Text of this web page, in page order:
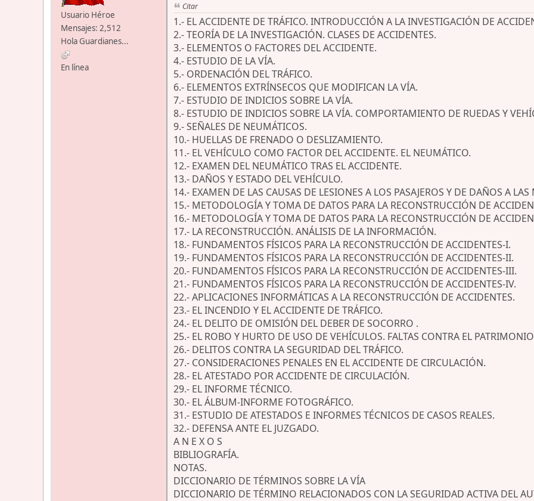
Usuario Héroe
Mensajes: 2,512
Hola Guardianes...
En línea
Citar
1.- EL ACCIDENTE DE TRÁFICO. INTRODUCCIÓN A LA INVESTIGACIÓN DE
2.- TEORÍA DE LA INVESTIGACIÓN. CLASES DE ACCIDENTES.
3.- ELEMENTOS O FACTORES DEL ACCIDENTE.
4.- ESTUDIO DE LA VÍA.
5.- ORDENACIÓN DEL TRÁFICO.
6.- ELEMENTOS EXTRÍNSECOS QUE MODIFICAN LA VÍA.
7.- ESTUDIO DE INDICIOS SOBRE LA VÍA.
8.- ESTUDIO DE INDICIOS SOBRE LA VÍA. COMPORTAMIENTO DE RUEDAS Y
9.- SEÑALES DE NEUMÁTICOS.
10.- HUELLAS DE FRENADO O DESLIZAMIENTO.
11.- EL VEHÍCULO COMO FACTOR DEL ACCIDENTE. EL NEUMÁTICO.
12.- EXAMEN DEL NEUMÁTICO TRAS EL ACCIDENTE.
13.- DAÑOS Y ESTADO DEL VEHÍCULO.
14.- EXAMEN DE LAS CAUSAS DE LESIONES A LOS PASAJEROS Y DE DAÑOS A LAS
15.- METODOLOGÍA Y TOMA DE DATOS PARA LA RECONSTRUCCIÓN DE
16.- METODOLOGÍA Y TOMA DE DATOS PARA LA RECONSTRUCCIÓN DE
17.- LA RECONSTRUCCIÓN. ANÁLISIS DE LA INFORMACIÓN.
18.- FUNDAMENTOS FÍSICOS PARA LA RECONSTRUCCIÓN DE ACCIDENTES-I.
19.- FUNDAMENTOS FÍSICOS PARA LA RECONSTRUCCIÓN DE ACCIDENTES-II.
20.- FUNDAMENTOS FÍSICOS PARA LA RECONSTRUCCIÓN DE ACCIDENTES-III.
21.- FUNDAMENTOS FÍSICOS PARA LA RECONSTRUCCIÓN DE ACCIDENTES-IV.
22.- APLICACIONES INFORMÁTICAS A LA RECONSTRUCCIÓN DE ACCIDENTES.
23.- EL INCENDIO Y EL ACCIDENTE DE TRÁFICO.
24.- EL DELITO DE OMISIÓN DEL DEBER DE SOCORRO .
25.- EL ROBO Y HURTO DE USO DE VEHÍCULOS. FALTAS CONTRA EL
26.- DELITOS CONTRA LA SEGURIDAD DEL TRÁFICO.
27.- CONSIDERACIONES PENALES EN EL ACCIDENTE DE CIRCULACIÓN.
28.- EL ATESTADO POR ACCIDENTE DE CIRCULACIÓN.
29.- EL INFORME TÉCNICO.
30.- EL ÁLBUM-INFORME FOTOGRÁFICO.
31.- ESTUDIO DE ATESTADOS E INFORMES TÉCNICOS DE CASOS REALES.
32.- DEFENSA ANTE EL JUZGADO.
A N E X O S
BIBLIOGRAFÍA.
NOTAS.
DICCIONARIO DE TÉRMINOS SOBRE LA VÍA
DICCIONARIO DE TÉRMINO RELACIONADOS CON LA SEGURIDAD ACTIVA DEL